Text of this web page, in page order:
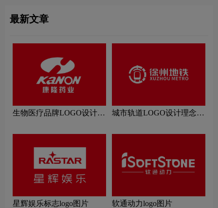
最新文章
生物医疗品牌LOGO设计理
城市轨道LOGO设计理念解
星辉娱乐标志logo图片 软通动力logo图片